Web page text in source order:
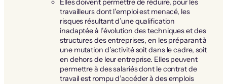
Elles doivent permettre de réduire, pour les
travailleurs dont l’emploi est menacé, les
risques résultant d’une qualification
inadaptée à l’évolution des techniques et des
structures des entreprises, en les préparant à
une mutation d’activité soit dans le cadre, soit
en dehors de leur entreprise. Elles peuvent
permettre à des salariés dont le contrat de
travail est rompu d’accéder à des emplois